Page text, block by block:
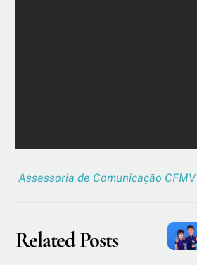
Assessoria de Comunicação CFMV
Related Posts